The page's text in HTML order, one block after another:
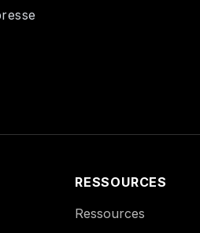
RESSOURCES
Ressources